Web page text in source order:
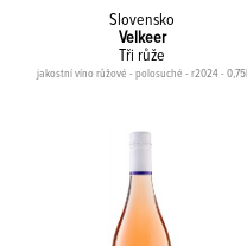
Slovensko
Velkeer
Tři růže
jakostní víno růžové - polosuché - r2024 - 0,75l